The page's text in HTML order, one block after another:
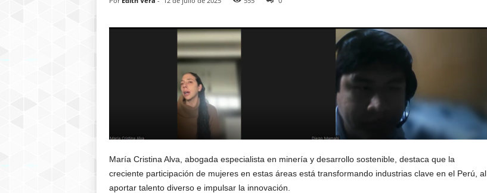
María Cristina Alva, abogada especialista en minería y desarrollo sostenible, destaca que la
creciente participación de mujeres en estas áreas está transformando industrias clave en el Perú, al
aportar talento diverso e impulsar la innovación.